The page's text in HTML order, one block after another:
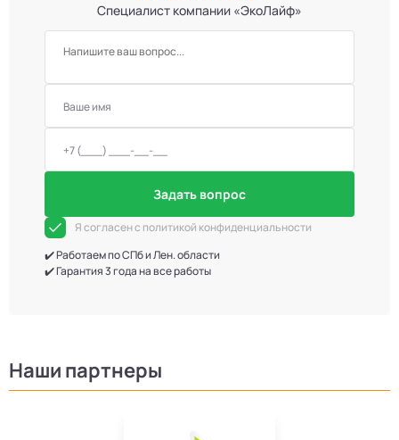
Специалист компании «ЭкоЛайф»
Задать вопрос
Я согласен с политикой конфиденциальности
✔️ Работаем по СПб и Лен. области
✔️ Гарантия 3 года на все работы
Наши партнеры